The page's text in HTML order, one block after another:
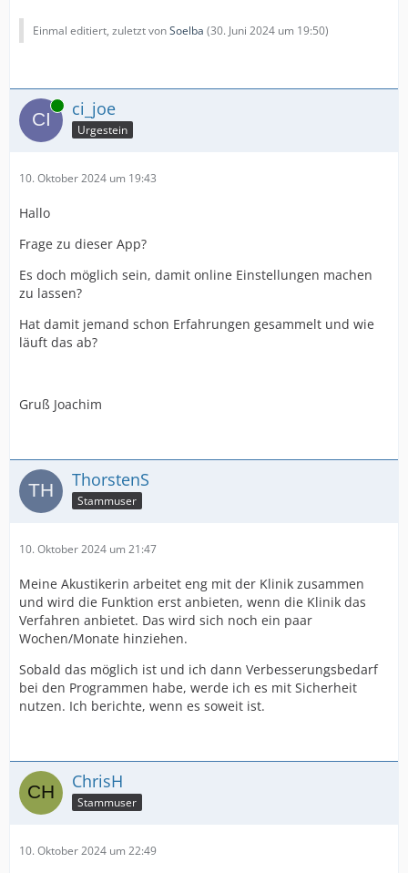
Einmal editiert, zuletzt vonSoelba (30. Juni 2024 um 19:50)
Online ci_joe
Urgestein
10. Oktober 2024 um 19:43
Hallo
Frage zu dieser App?
Es doch möglich sein, damit online Einstellungen machen
zu lassen?
Hat damit jemand schon Erfahrungen gesammelt und wie
läuft das ab?
Gruß Joachim
ThorstenS
Stammuser
10. Oktober 2024 um 21:47
Meine Akustikerin arbeitet eng mit der Klinik zusammen
und wird die Funktion erst anbieten, wenn die Klinik das
Verfahren anbietet. Das wird sich noch ein paar
Wochen/Monate hinziehen.
Sobald das möglich ist und ich dann Verbesserungsbedarf
bei den Programmen habe, werde ich es mit Sicherheit
nutzen. Ich berichte, wenn es soweit ist.
ChrisH
Stammuser
10. Oktober 2024 um 22:49